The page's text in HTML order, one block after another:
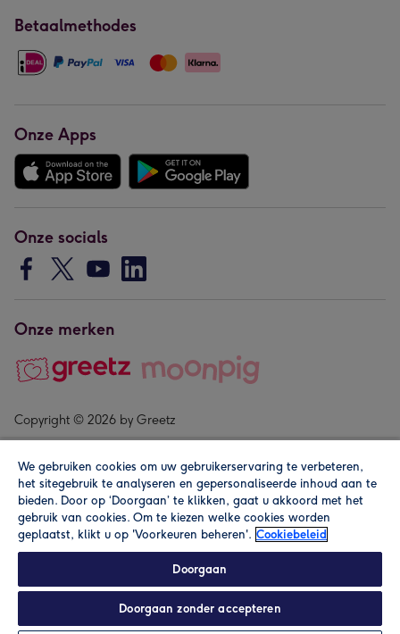
Betaalmethodes
Onze Apps
Onze socials
Onze merken
Copyright © 2026 by Greetz
Alle prijzen zijn inclusief btw en andere heffingen. Lees de
We gebruiken cookies om uw gebruikerservaring te verbeteren,
het sitegebruik te analyseren en gepersonaliseerde inhoud aan te
bieden. Door op ‘Doorgaan’ te klikken, gaat u akkoord met het
gebruik van cookies. Om te kiezen welke cookies worden
geplaatst, klikt u op 'Voorkeuren beheren'. Cookiebeleid
Doorgaan
Doorgaan zonder accepteren